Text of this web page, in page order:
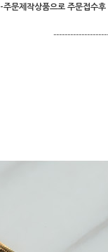
-주문제작상품으로 주문접수